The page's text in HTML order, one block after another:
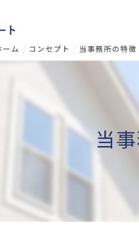
ーム コンセプト 当事務所の特徴
マンション
査定
当